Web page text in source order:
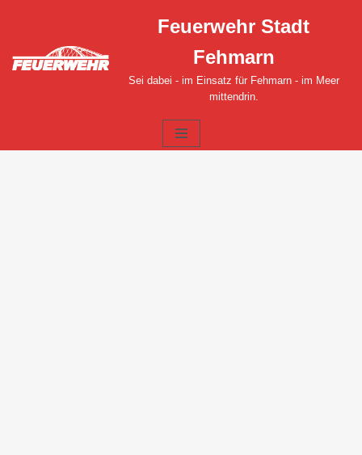
Inhalt
Feuerwehr Stadt
Fehmarn
Sei dabei - im Einsatz für Fehmarn - im Meer
mittendrin.